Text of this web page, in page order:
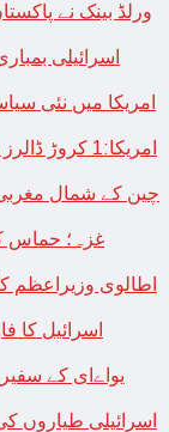
امریکا میں نئی
امریکا:1
چین کے شمال
اطالوی وزیراعظم
یواےای کے سفیر
اسرائیلی طیاروں